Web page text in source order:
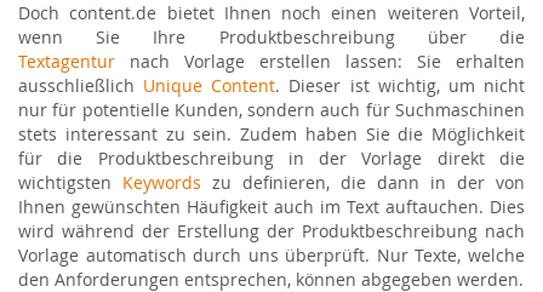
Doch content.de bietet Ihnen noch einen weiteren Vorteil,
wenn Sie Ihre Produktbeschreibung über die
Textagentur nach Vorlage erstellen lassen: Sie erhalten
ausschließlich UniqueContent. Dieser ist wichtig, um nicht
nur für potentielle Kunden, sondern auch für Suchmaschinen
stets interessant zu sein. Zudem haben Sie die Möglichkeit
für die Produktbeschreibung in der Vorlage direkt die
wichtigsten Keywords zu definieren, die dann in der von
Ihnen gewünschten Häufigkeit auch im Text auftauchen. Dies
wird während der Erstellung der Produktbeschreibung nach
Vorlage automatisch durch uns überprüft. Nur Texte, welche
den Anforderungen entsprechen, können abgegeben werden.